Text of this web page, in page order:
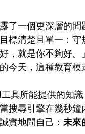
了一個更深層的問
標清楚且單一：
，就是你不夠好
今天，這種教育模
具所能提供的知
搜尋引擎在幾秒
實地問自己： 未來